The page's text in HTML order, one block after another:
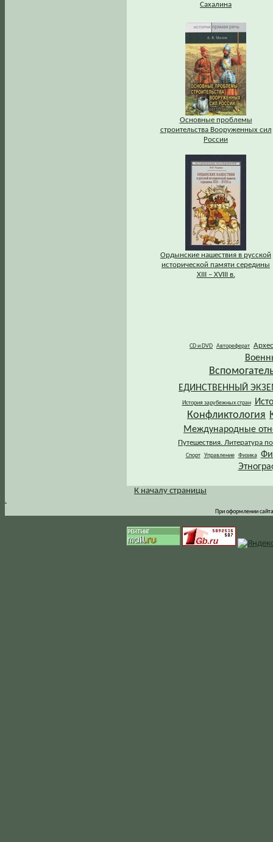
Сахалина
Основные проблемы
строительства Вооруженных сил
России
Ордынские нашествия в русской
исторической памяти середины
XIII – XVIII в.
CD и DVD Автореферат
ЕДИНСТВЕННЫЙ
История зарубежных стран
Конфликтология
Международные
Путешествия. Литература
Спорт Управление Физика
.
К началу страницы
При оформлении